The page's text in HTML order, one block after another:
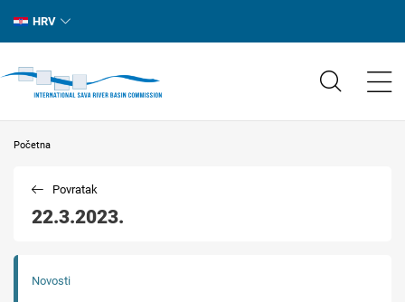
HRV
Početna
22.3.2023.
Povratak
Novosti